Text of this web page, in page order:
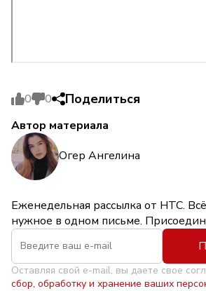
0 0 Поделиться
Автор материала
Огер Ангелина
Еженедельная рассылка от НТС.
нужное в одном письме.
Оставляя свой e-mail, вы даете свое
сбор, обработку и хранение ваших